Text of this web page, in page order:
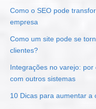
Como o SEO pode
empresa
Como um site pode se
clientes?
Integrações no varejo:
com outros sistemas
10 Dicas para aumentar a